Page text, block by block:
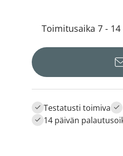
Toimitusaika 7 - 14
Testatusti toimiva
14 päivän